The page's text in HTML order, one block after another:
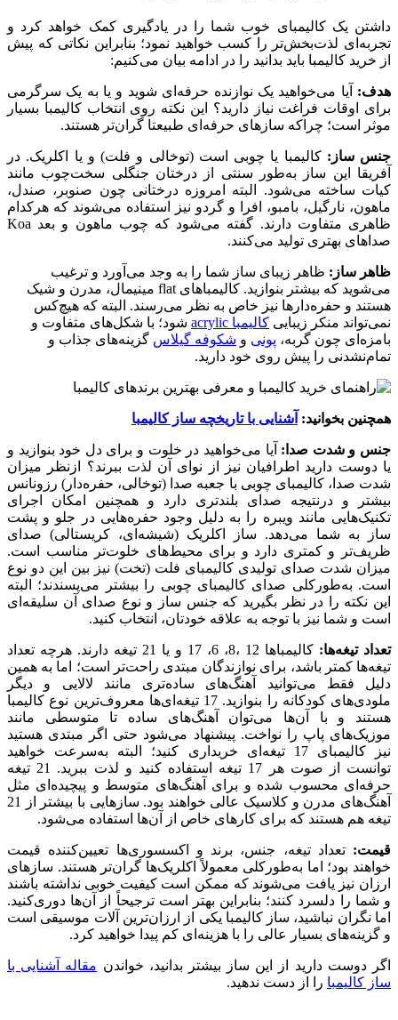
داشتن یک کالیمبای خوب شما را در یادگیری کمک خواهد کرد و
تجربه‌ای لذت‌بخش‌تر را کسب خواهید نمود؛ بنابراین نکاتی که پیش
از خرید کالیمبا باید بدانید را در ادامه بیان می‌کنیم:
هدف: آیا می‌خواهید یک نوازنده حرفه‌ای شوید و یا به یک سرگرمی
برای اوقات فراغت نیاز دارید؟ این نکته روی انتخاب کالیمبا بسیار
موثر است؛ چراکه سازهای حرفه‌ای طبیعتا گران‌تر هستند.
جنس ساز: کالیمبا یا چوبی است (توخالی و فلت) و یا اکلریک. در
آفریقا این ساز به‌طور سنتی از درختان جنگلی سخت‌چوب مانند
کیات ساخته می‌شود. البته امروزه درختانی چون صنوبر، صندل،
ماهون، نارگیل، بامبو، افرا و گردو نیز استفاده می‌شوند که هرکدام
ظاهری متفاوت دارند. گفته می‌شود که چوب ماهون و بعد Koa
صداهای بهتری تولید می‌کنند.
ظاهر ساز: ظاهر زیبای ساز شما را به وجد می‌آورد و ترغیب
می‌شوید که بیشتر بنوازید. کالیمباهای flat مینیمال، مدرن و شیک
هستند و حفره‌دارها نیز خاص به نظر می‌رسند. البته که هیچ‌کس
نمی‌تواند منکر زیبایی کالیمبا acrylic
شود؛ با شکل‌های متفاوت و
بامزه‌ای چون گربه، پونی و شکوفه گیلاس گزینه‌های جذاب و
تمام‌نشدنی را پیش روی خود دارید.
همچنین بخوانید: آشنایی با تاریخچه ساز کالیمبا
جنس و شدت صدا: آیا می‌خواهید در خلوت و برای دل خود بنوازید و
یا دوست دارید اطرافیان نیز از نوای آن لذت ببرند؟ ازنظر میزان
شدت صدا، کالیمبای چوبی با جعبه ‌صدا (توخالی، حفره‌دار) رزونانس
بیشتر و درنتیجه صدای بلندتری دارد و همچنین امکان اجرای
تکنیک‌هایی مانند ویبره را به دلیل وجود حفره‌هایی در جلو و پشت
ساز به شما می‌دهد. ساز اکلریک (شیشه‌ای، کریستالی) صدای
ظریف‌تر و کمتری دارد و برای محیط‌های خلوت‌تر مناسب است.
میزان شدت صدای تولیدی کالیمبای فلت (تخت) نیز بین این دو نوع
است. به‌طورکلی صدای کالیمبای چوبی را بیشتر می‌پسندند؛ البته
این نکته را در نظر بگیرید که جنس ساز و نوع صدای آن سلیقه‌ای
است و شما نیز با توجه به علاقه خودتان، انتخاب کنید.
تعداد تیغه‌ها:
کالیمباها 12 ،8، 6، 17 و یا 21 تیغه دارند. هرچه تعداد
تیغه‌ها کمتر باشد، برای نوازندگان مبتدی راحت‌تر است؛ اما به همین
دلیل فقط می‌توانید آهنگ‌های ساده‌تری مانند لالایی و دیگر
ملودی‌های کودکانه را بنوازید. 17 تیغه‌ای‌ها معروف‌ترین نوع کالیمبا
هستند و با آن‌ها می‌توان آهنگ‌های ساده تا متوسطی مانند
موزیک‌های پاپ را نواخت. پیشنهاد می‌شود حتی اگر مبتدی هستید
نیز کالیمبای 17 تیغه‌ای خریداری کنید؛ البته به‌سرعت خواهید
توانست از صوت هر 17 تیغه استفاده کنید و لذت ببرید. 21 تیغه
حرفه‌ای محسوب شده و برای آهنگ‌های متوسط و پیچیده‌ای مثل
آهنگ‌های مدرن و کلاسیک عالی خواهند بود. سازهایی با بیشتر از 21
تیغه هم هستند که برای کارهای خاص از آن‌ها استفاده می‌شود.
قیمت: تعداد تیغه، جنس، برند و اکسسوری‌ها تعیین‌کننده قیمت
خواهند بود؛ اما به‌طورکلی معمولاً اکلریک‌ها گران‌تر هستند. سازهای
ارزان نیز یافت می‌شوند که ممکن است کیفیت خوبی نداشته باشند
و شما را دلسرد کنند؛ بنابراین بهتر است ترجیحاً از آن‌ها دوری‌کنید.
اما نگران نباشید، ساز کالیمبا یکی از ارزان‌ترین آلات موسیقی است
و گزینه‌های بسیار عالی را با هزینه‌ای کم پیدا خواهید کرد.
اگر دوست دارید از این ساز بیشتر بدانید، خواندن مقاله آشنایی با
ساز کالیمبا را از دست ندهید.